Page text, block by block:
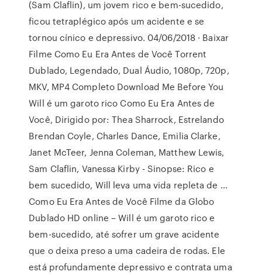
(Sam Claflin), um jovem rico e bem-sucedido,
ficou tetraplégico após um acidente e se
tornou cínico e depressivo. 04/06/2018 · Baixar
Filme Como Eu Era Antes de Você Torrent
Dublado, Legendado, Dual Áudio, 1080p, 720p,
MKV, MP4 Completo Download Me Before You
Will é um garoto rico Como Eu Era Antes de
Você, Dirigido por: Thea Sharrock, Estrelando
Brendan Coyle, Charles Dance, Emilia Clarke,
Janet McTeer, Jenna Coleman, Matthew Lewis,
Sam Claflin, Vanessa Kirby - Sinopse: Rico e
bem sucedido, Will leva uma vida repleta de …
Como Eu Era Antes de Você Filme da Globo
Dublado HD online – Will é um garoto rico e
bem-sucedido, até sofrer um grave acidente
que o deixa preso a uma cadeira de rodas. Ele
está profundamente depressivo e contrata uma